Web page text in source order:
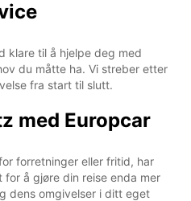
klare til å hjelpe deg med
du måtte ha. Vi streber etter
fra start til slutt.
med Europcar
forretninger eller fritid, har
å gjøre din reise enda mer
dens omgivelser i ditt eget